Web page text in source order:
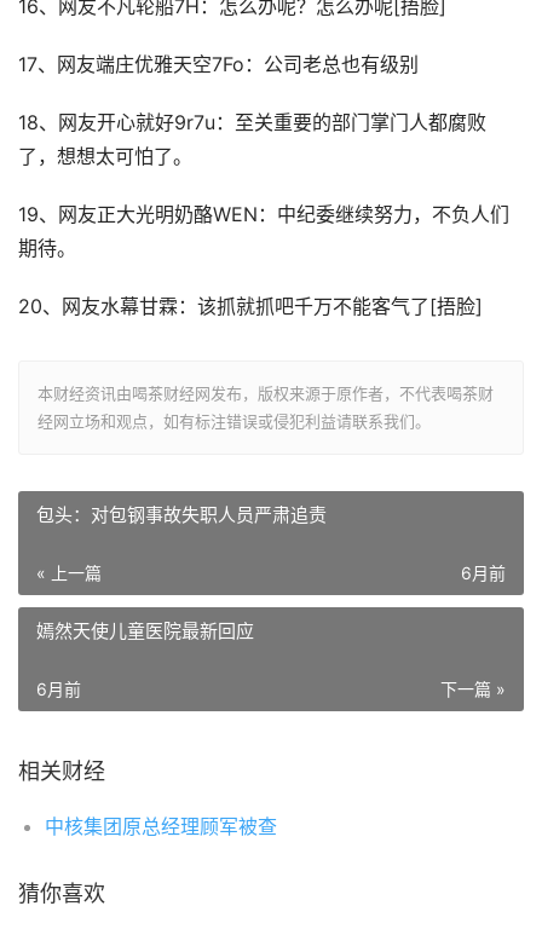
16、网友不凡轮船7H：怎么办呢？怎么办呢[捂脸]
17、网友端庄优雅天空7Fo：公司老总也有级别
18、网友开心就好9r7u：至关重要的部门掌门人都腐败
了，想想太可怕了。
19、网友正大光明奶酪WEN：中纪委继续努力，不负人们
期待。
20、网友水幕甘霖：该抓就抓吧千万不能客气了[捂脸]
本财经资讯由喝茶财经网发布，版权来源于原作者，不代表喝茶财
经网立场和观点，如有标注错误或侵犯利益请联系我们。
包头：对包钢事故失职人员严肃追责
« 上一篇 6月前
嫣然天使儿童医院最新回应
下一篇 »
6月前
相关财经
中核集团原总经理顾军被查
猜你喜欢